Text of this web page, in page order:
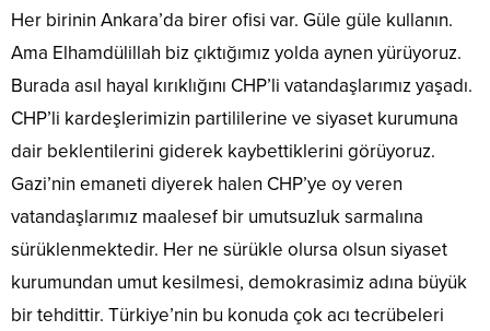
Her birinin Ankara’da birer ofisi var. Güle güle kullanın.
Ama Elhamdülillah biz çıktığımız yolda aynen yürüyoruz.
Burada asıl hayal kırıklığını CHP’li vatandaşlarımız yaşadı.
CHP’li kardeşlerimizin partililerine ve siyaset kurumuna
dair beklentilerini giderek kaybettiklerini görüyoruz.
Gazi’nin emaneti diyerek halen CHP’ye oy veren
vatandaşlarımız maalesef bir umutsuzluk sarmalına
sürüklenmektedir. Her ne sürükle olursa olsun siyaset
kurumundan umut kesilmesi, demokrasimiz adına büyük
bir tehdittir. Türkiye’nin bu konuda çok acı tecrübeleri